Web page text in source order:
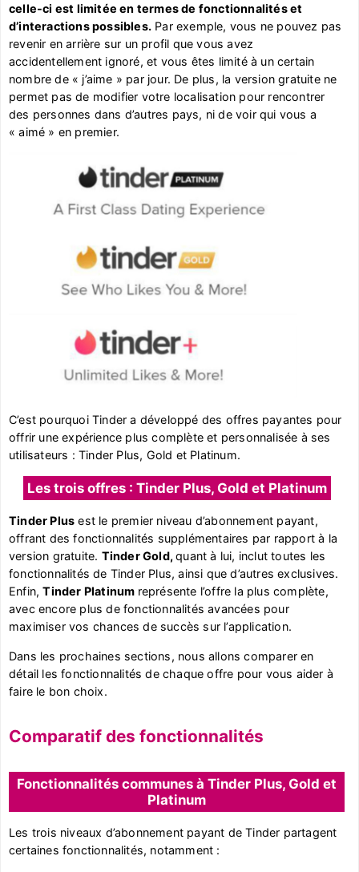
celle-ci est limitée en termes de fonctionnalités et
d’interactions possibles. Par exemple, vous ne pouvez pas
revenir en arrière sur un profil que vous avez
accidentellement ignoré, et vous êtes limité à un certain
nombre de « j’aime » par jour. De plus, la version gratuite ne
permet pas de modifier votre localisation pour rencontrer
des personnes dans d’autres pays, ni de voir qui vous a
« aimé » en premier.
C’est pourquoi Tinder a développé des offres payantes pour
offrir une expérience plus complète et personnalisée à ses
utilisateurs : Tinder Plus, Gold et Platinum.
Les trois offres : Tinder Plus, Gold et Platinum
Tinder Plus est le premier niveau d’abonnement payant,
offrant des fonctionnalités supplémentaires par rapport à la
version gratuite. Tinder Gold,quant à lui, inclut toutes les
fonctionnalités de Tinder Plus, ainsi que d’autres exclusives.
Enfin,Tinder Platinum représente l’offre la plus complète,
avec encore plus de fonctionnalités avancées pour
maximiser vos chances de succès sur l’application.
Dans les prochaines sections, nous allons comparer en
détail les fonctionnalités de chaque offre pour vous aider à
faire le bon choix.
Comparatif des fonctionnalités
Fonctionnalités communes à Tinder Plus, Gold et
Platinum
Les trois niveaux d’abonnement payant de Tinder partagent
certaines fonctionnalités, notamment :